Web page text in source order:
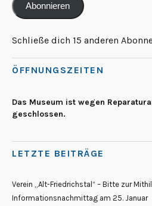
Abonnieren
Schließe dich 15 anderen
ÖFFNUNGSZEITEN
Das Museum ist wegen
geschlossen.
LETZTE BEITRÄGE
Verein „Alt-Friedrichstal“ – Bitte zur
Informationsnachmittag am 25. Januar